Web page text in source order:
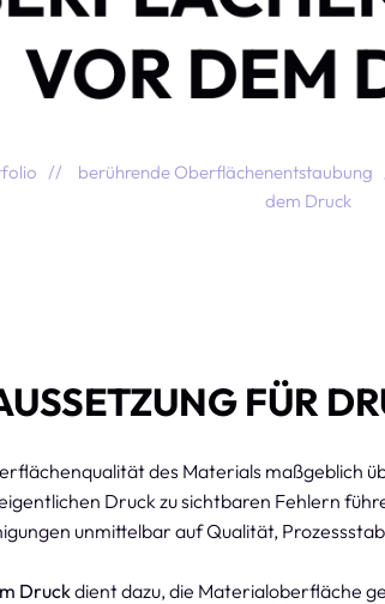
VOR DEM
berührende Oberflächenentstaubung
dem Druck
FÜR
des Materials maßgeblich
Druck zu sichtbaren Fehlern
unmittelbar auf Qualität,
Druckdient dazu, die Materialoberfläche